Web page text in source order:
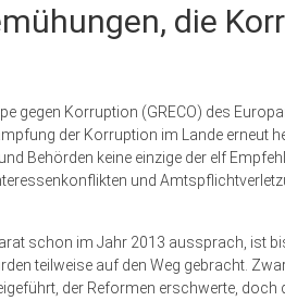
die
gegen Korruption (GRECO) des
der Korruption im Lande erneut
Behörden keine einzige der elf
und
schon im Jahr 2013 aussprach, ist
teilweise auf den Weg gebracht.
der Reformen erschwerte, doch